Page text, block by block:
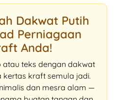
Dakwat Putih
Perniagaan
Anda!
atau teks dengan dakwat
kertas kraft semula jadi.
dan mesra alam —